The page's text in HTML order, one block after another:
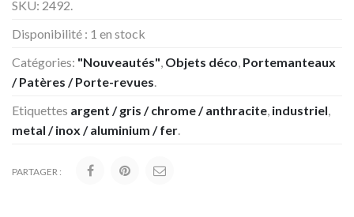
SKU: 2492
Disponibilité : 1 en stock
Catégories: "Nouveautés" Objets déco Portemanteaux
/ Patères / Porte-revues
Etiquettes argent / gris / chrome / anthracite industriel
metal / inox / aluminium / fer
PARTAGER :